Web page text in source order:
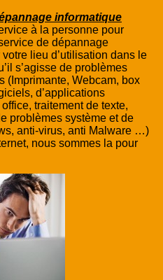
informatique
à la personne pour
de dépannage
lieu d’utilisation dans le
s’agisse de problèmes
(Imprimante, Webcam, box
d’applications
traitement de texte,
problèmes système et de
anti-virus, anti Malware …)
nous sommes la pour